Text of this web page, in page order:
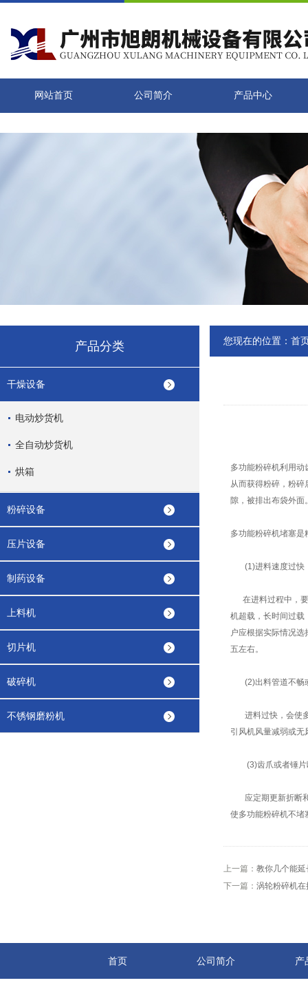
网站首页 公司简介 产品中心
产品分类
干燥设备
电动炒货机
全自动炒货机
烘箱
粉碎设备
压片设备
制药设备
上料机
切片机
破碎机
不锈钢磨粉机
您现在的位置： 首
多功能粉碎机利用
从而获得粉碎，粉
隙，被排出布袋外面
多功能粉碎机堵塞
(1)进料速度过快
在进料过程中，要
机超载，长时间过载
户应根据实际情况
五左右。
(2)出料管道不畅
进料过快，会使多
引风机风量减弱或
(3)齿爪或者锤片
应定期更新折断和
使多功能粉碎机不堵
上一篇： 教你几个能
下一篇： 涡轮粉碎机
首页 公司简介 产